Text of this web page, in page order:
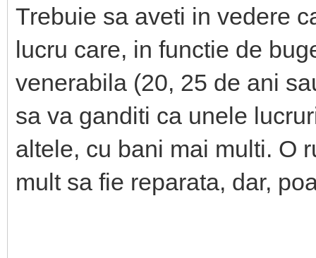
Trebuie sa aveti in vedere
lucru care, in functie de
venerabila (20, 25 de ani
sa va ganditi ca unele
altele, cu bani mai multi. O
mult sa fie reparata, dar,